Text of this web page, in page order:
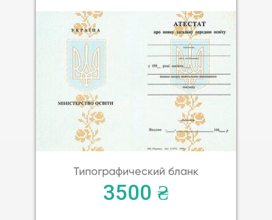
Типографический бланк
3500 ₴